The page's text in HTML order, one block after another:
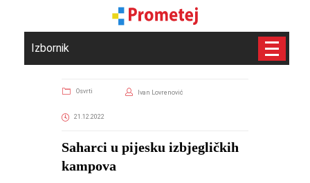
Izbornik
Osvrti Ivan Lovrenović
21.12.2022
Saharci u pijesku izbjegličkih
kampova